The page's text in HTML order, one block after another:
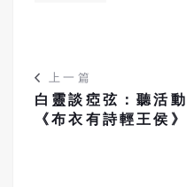
上一篇
白靈談瘂弦：聽活動
《布衣有詩輕王侯》